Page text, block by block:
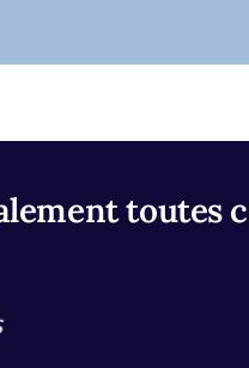
toutes